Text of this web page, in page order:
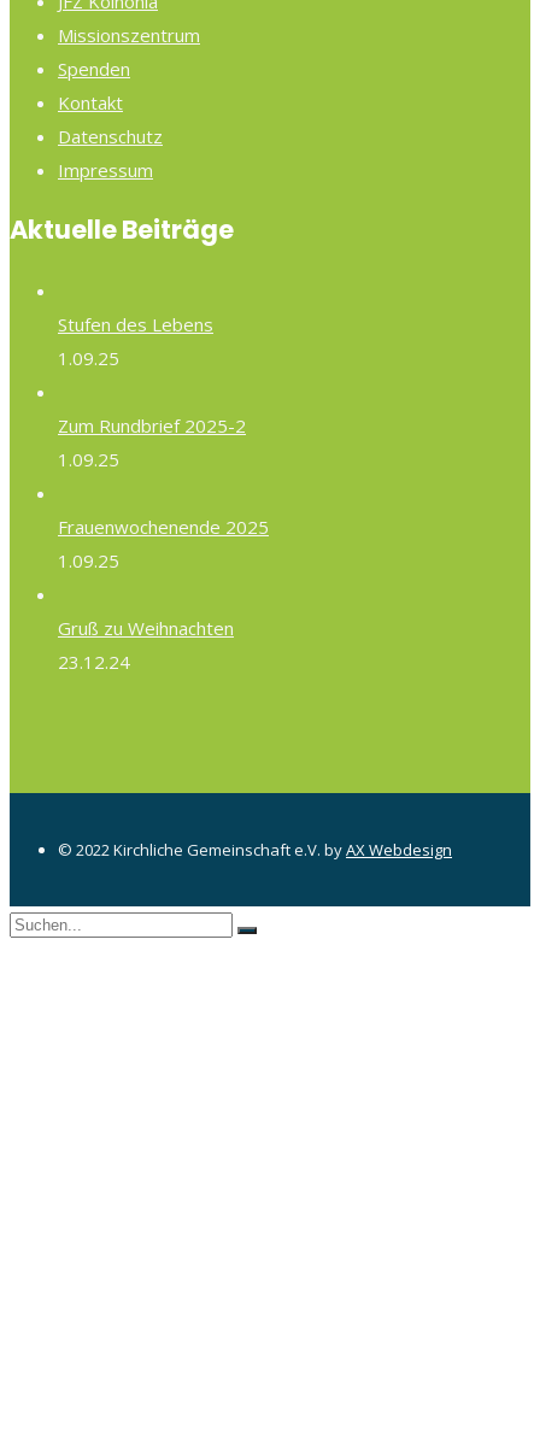
Missionszentrum
Spenden
Kontakt
Datenschutz
Impressum
Aktuelle Beiträge
Stufen des Lebens
1.09.25
Zum Rundbrief 2025-2
1.09.25
Frauenwochenende 2025
1.09.25
Gruß zu Weihnachten
23.12.24
© 2022 Kirchliche Gemeinschaft e.V. byAX Webdesign